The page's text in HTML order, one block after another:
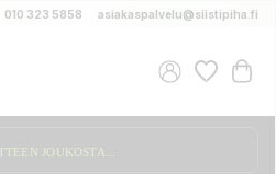
010 323 5858 asiakaspalvelu@siistipiha.fi